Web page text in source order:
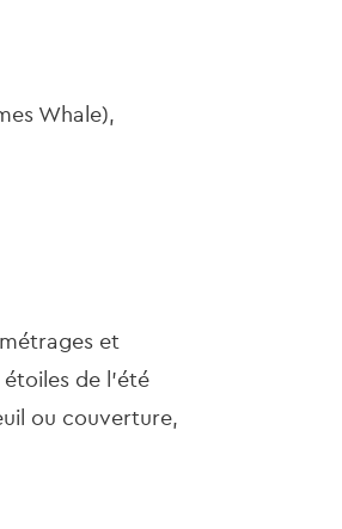
Whale),
et
de l’été
ou couverture,